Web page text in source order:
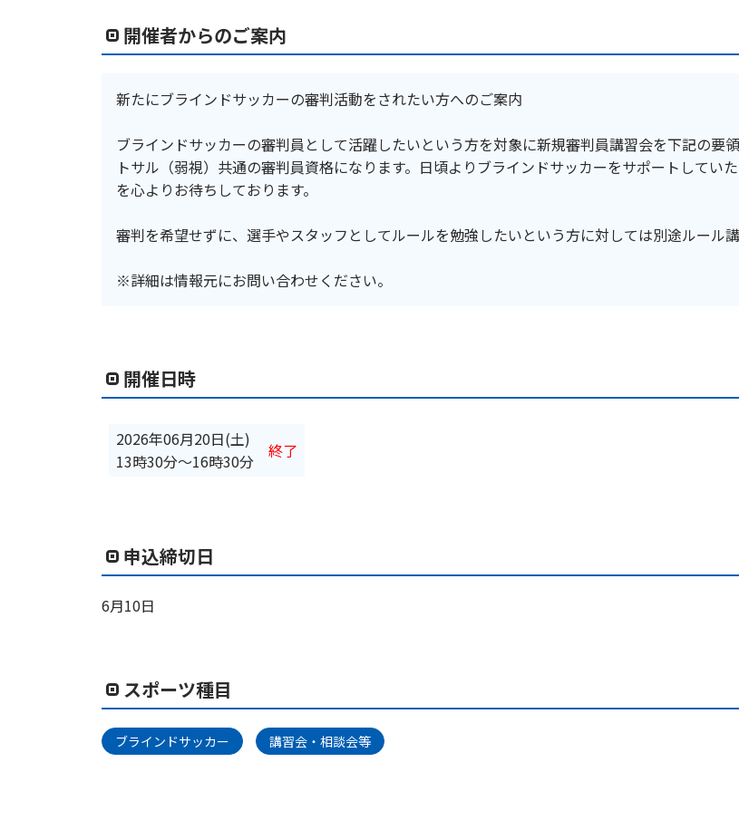
開催者からのご案内
新たにブラインドサッカーの審判活動をされたい方へのご案内
ブラインドサッカーの審判員として活躍したいという方を対象に新規審判員講習会を下記の要
トサル（弱視）共通の審判員資格になります。日頃よりブラインドサッカーをサポートしてい
を心よりお待ちしております。
審判を希望せずに、選手やスタッフとしてルールを勉強したいという方に対しては別途ルール
※詳細は情報元にお問い合わせください。
開催日時
2026年06月20日(土)
13時30分〜16時30分
終了
申込締切日
6月10日
スポーツ種目
ブラインドサッカー 講習会・相談会等